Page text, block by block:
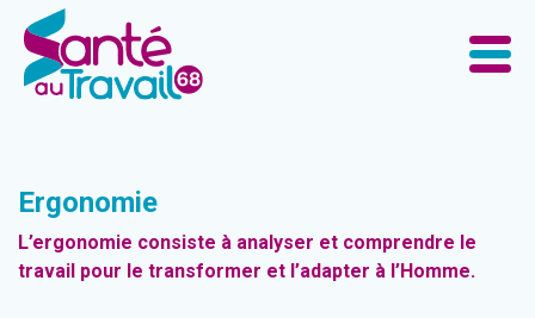
Ergonomie
L’ergonomie consiste à analyser et comprendre le
travail pour le transformer et l’adapter à l’Homme.